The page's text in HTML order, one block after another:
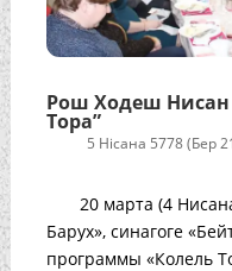
Рош Ходеш
Тора”
5 Нісана 5778 (Бер
20 марта (4
Барух», синагоге
программы «Колель